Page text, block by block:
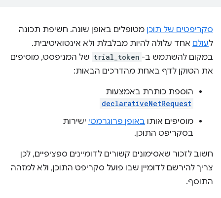
סקריפטים של תוכן מטופלים באופן שונה. חשיפת תכונה
לעולם אחד עלולה להיות מבלבלת ולא אינטואיטיבית.
במקום להשתמש ב- trial_token של המניפסט, מוסיפים
את הטוקן לדף באחת מהדרכים הבאות:
הוספת כותרת באמצעות
declarativeNetRequest
מוסיפים אותו באופן פרוגרמטי ישירות
בסקריפט התוכן.
חשוב לזכור שאסימונים קשורים לדומיינים ספציפיים, לכן
צריך להירשם לדומיין שבו פועל סקריפט התוכן, ולא למזהה
התוסף.